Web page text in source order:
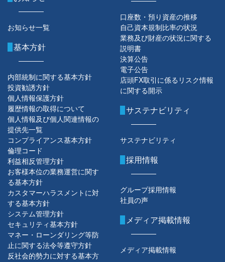
お知らせ一覧
口座数・預り資産の推移
自己資本規制比率の状況
業務及び財産の状況に関する
説明書
決算公告
電子公告
店頭FX取引に係るリスク情報
に関する開示
基本方針
内部統制に関する基本方針
投資勧誘方針
個人情報保護方針
履歴情報の取得について
個人情報及び個人関連情報の
提供先一覧
コンプライアンス基本方針
倫理コード
利益相反管理方針
お客様本位の業務運営に関す
る基本方針
カスタマーハラスメントに対
する基本方針
システム管理方針
セキュリティ基本方針
マネー・ローンダリング等防
止に関する法令等遵守方針
反社会的勢力に対する基本方
サステナビリティ
サステナビリティ
採用情報
グループ採用情報
社員の声
メディア掲載情報
メディア掲載情報